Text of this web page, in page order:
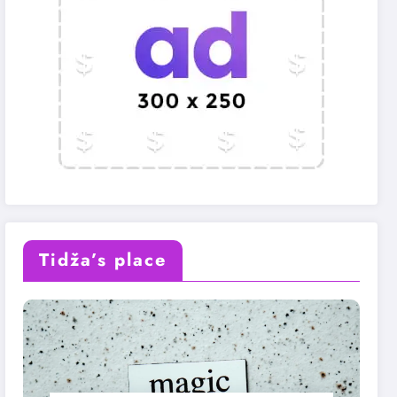
Tidža’s place